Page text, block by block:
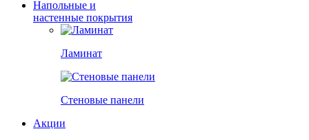
Напольные и
настенные покрытия
Ламинат
Стеновые панели
Акции